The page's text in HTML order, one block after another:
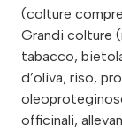
(colture
Grandi colture
tabacco,
d’oliva; riso,
officinali,